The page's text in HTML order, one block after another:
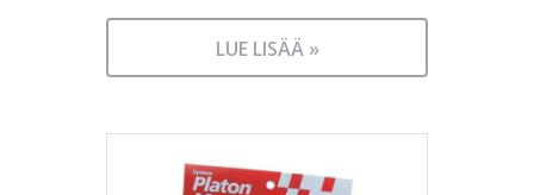
LUE LISÄÄ »